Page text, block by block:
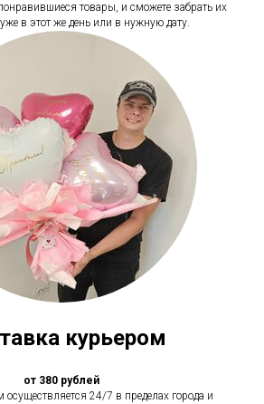
товары, и сможете забрать их
в этот же день или в нужную дату.
курьером
от 380 рублей
осуществляется 24/7 в пределах города и